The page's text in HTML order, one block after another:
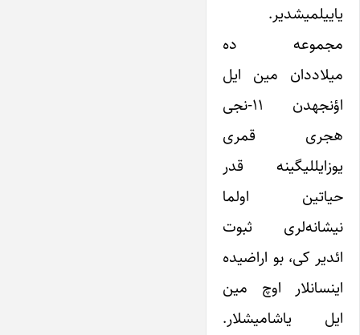
یاییلمیشدیر.
مجموعه ده
میلاددان مین ایل
اؤنجهدن ۱۱-نجی
هجری قمری
یوزایللیگینه قدر
حیاتین اولما
نیشانه‌لری ثبوت
ائدیر کی، بو اراضیده
اینسانلار اوچ مین
ایل یاشامیشلار.